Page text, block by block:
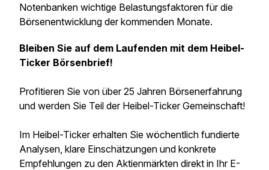
Notenbanken wichtige Belastungsfaktoren für die
Börsenentwicklung der kommenden Monate.
Bleiben Sie auf dem Laufenden mit dem Heibel-
Ticker Börsenbrief!
Profitieren Sie von über 25 Jahren Börsenerfahrung
und werden Sie Teil der Heibel-Ticker Gemeinschaft!
Im Heibel-Ticker erhalten Sie wöchentlich fundierte
Analysen, klare Einschätzungen und konkrete
Empfehlungen zu den Aktienmärkten direkt in Ihr E-